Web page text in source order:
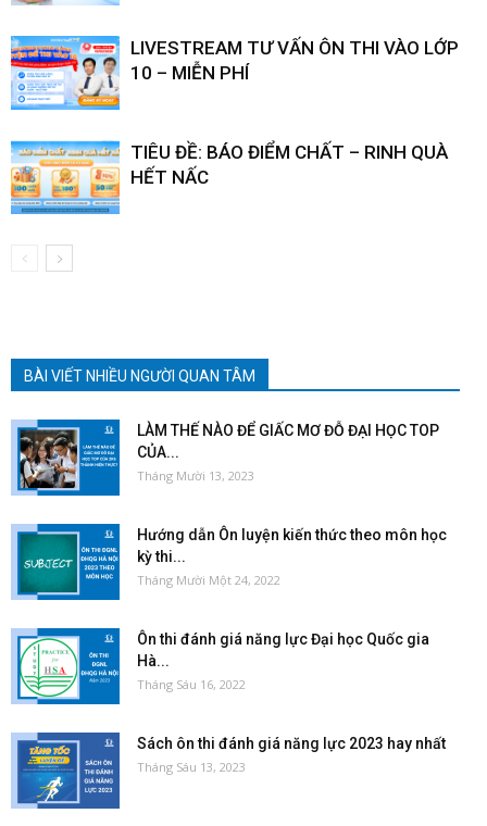
LIVESTREAM TƯ VẤN ÔN THI VÀO LỚP
10 – MIỄN PHÍ
TIÊU ĐỀ: BÁO ĐIỂM CHẤT – RINH QUÀ
HẾT NẤC
BÀI VIẾT NHIỀU NGƯỜI QUAN TÂM
LÀM THẾ NÀO ĐỂ GIẤC MƠ ĐỖ ĐẠI HỌC TOP
CỦA...
Tháng Mười 13, 2023
Hướng dẫn Ôn luyện kiến thức theo môn học
kỳ thi...
Tháng Mười Một 24, 2022
Ôn thi đánh giá năng lực Đại học Quốc gia
Hà...
Tháng Sáu 16, 2022
Sách ôn thi đánh giá năng lực 2023 hay nhất
Tháng Sáu 13, 2023